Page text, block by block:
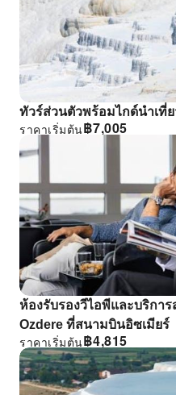
ทัวร์ส่วนตัวพร้อมไกด์นําเที่
฿7,005
ราคาเริ่มต้น
ห้องรับรองวีไอพีและบริกา
Ozdere ที่สนามบินอิซเมียร์
฿4,815
ราคาเริ่มต้น